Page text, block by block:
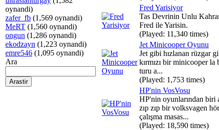
oynandi)
zafer_fb (1,569 oynandi)
MeRT (1,560 oynandi)
ongun (1,286 oynandi)
ekodzayn (1,223 oynandi)
emre546 (1,095 oynandi)
Ara
Fred Yarisiyor
Tas Devrinin Unlu
Fred ile Yarisin.
(Played: 11,340 times)
Jet Minicooper Oyunu
Jet gibi hızlanan rüzgar
kırmızı bir minicooper la
turu a...
(Played: 1,753 times)
HP'nin VosVosu
HP'nin oyunlarından biri
zıp zıp bir volksvagen
çalışma masas...
(Played: 18,590 times)